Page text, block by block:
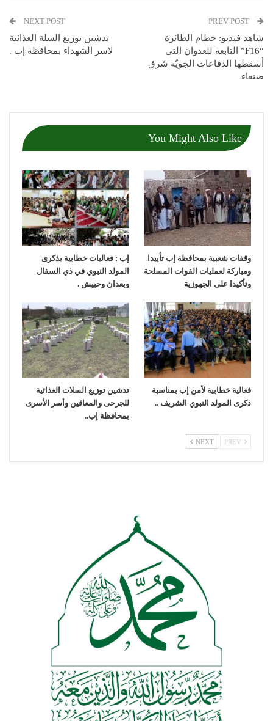
شاهد فيديو: حطام الطائرة
“F16” التابعة للعدوان التي
أسقطها الدفاعات الجويّة شرق
صنعاء
NEXT POST
تدشين توزيع السلة الغذائية
لاسر الشهداء بمحافظة إب .
You Might Also Like
وقفات شعبية بمحافظة إب تأييدا
ومباركة لعمليات القوات المسلحة
وتأكيدا على الجهوزية
إب : فعاليات خطابية بذكرى
المولد النبوي في ذي السفال
وبعدان وحبيش .
فعالية خطابية لأمن إب بمناسبة
ذكرى المولد النبوي الشريف ..
تدشين توزيع السلات الغذائية
للجرحى والمعاقين وأسر الأسرى
بمحافظة إب..
NEXT